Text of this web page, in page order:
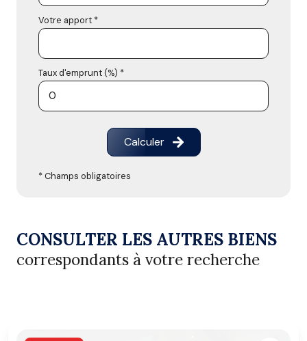
Votre apport *
Taux d'emprunt (%) *
Calculer
* Champs obligatoires
CONSULTER LES AUTRES BIENS
correspondants à votre recherche